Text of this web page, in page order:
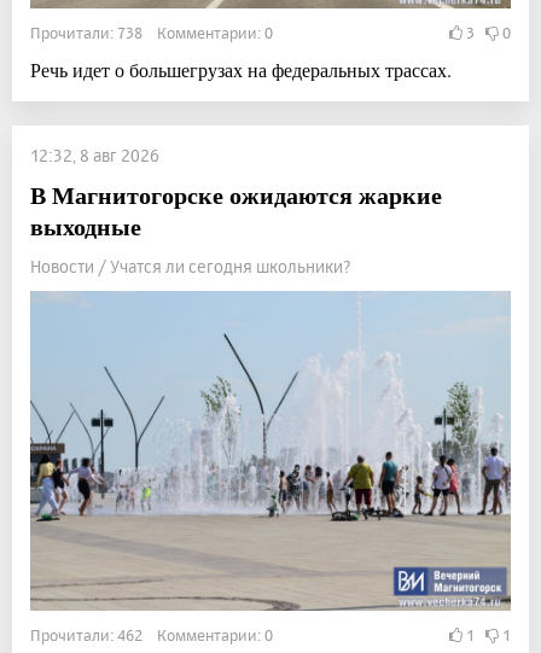
Прочитали: 738 Комментарии: 0 3 0
Речь идет о большегрузах на федеральных трассах.
12:32, 8 авг 2026
В Магнитогорске ожидаются жаркие
выходные
Новости / Учатся ли сегодня школьники?
Прочитали: 462 Комментарии: 0 1 1